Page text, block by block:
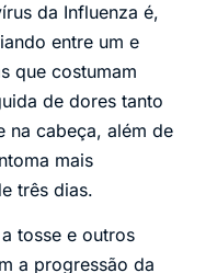
da Influenza é,
entre um e
que costumam
de dores tanto
na cabeça, além de
mais
três dias.
tosse e outros
a progressão da